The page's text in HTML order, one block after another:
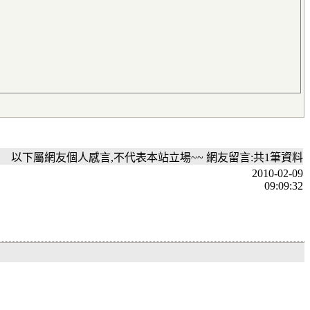
以下屬網友個人感言,不代表本站立場~~ 網友留言:共1筆資料
2010-02-09
09:09:32